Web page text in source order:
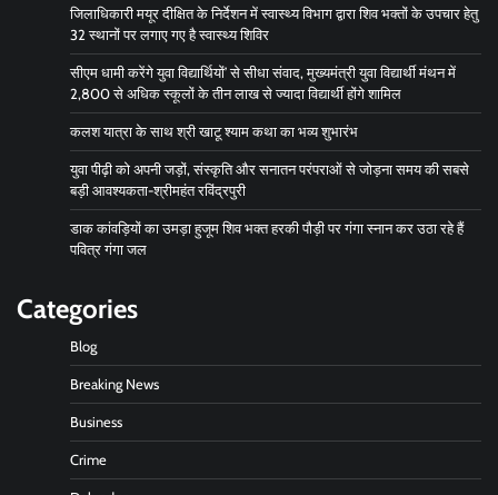
जिलाधिकारी मयूर दीक्षित के निर्देशन में स्वास्थ्य विभाग द्वारा शिव भक्तों के उपचार हेतु
32 स्थानों पर लगाए गए है स्वास्थ्य शिविर
सीएम धामी करेंगे युवा विद्यार्थियों’ से सीधा संवाद, मुख्यमंत्री युवा विद्यार्थी मंथन में
2,800 से अधिक स्कूलों के तीन लाख से ज्यादा विद्यार्थी होंगे शामिल
कलश यात्रा के साथ श्री खाटू श्याम कथा का भव्य शुभारंभ
युवा पीढ़ी को अपनी जड़ों, संस्कृति और सनातन परंपराओं से जोड़ना समय की सबसे
बड़ी आवश्यकता-श्रीमहंत रविंद्रपुरी
डाक कांवड़ियों का उमड़ा हुजूम शिव भक्त हरकी पौड़ी पर गंगा स्नान कर उठा रहे हैं
पवित्र गंगा जल
Categories
Blog
Breaking News
Business
Crime